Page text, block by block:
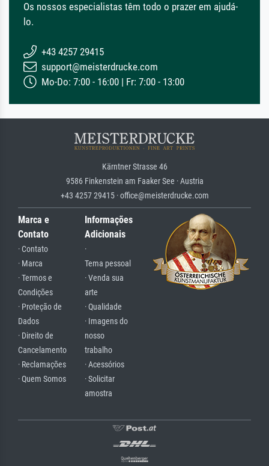
Os nossos especialistas têm todo o prazer em ajudá-
lo.
+43 4257 29415
support@meisterdrucke.com
Mo-Do: 7:00 - 16:00 | Fr: 7:00 - 13:00
Kärntner Strasse 46
9586 Finkenstein am Faaker See · Austria
+43 4257 29415 · office@meisterdrucke.com
Marca e
Contato
· Contato
· Marca
· Termos e
Condições
· Proteção de
Dados
· Direito de
Cancelamento
· Reclamações
· Quem Somos
Informações
Adicionais
·
Tema pessoal
· Venda sua
arte
· Qualidade
· Imagens do
nosso
trabalho
· Acessórios
· Solicitar
amostra